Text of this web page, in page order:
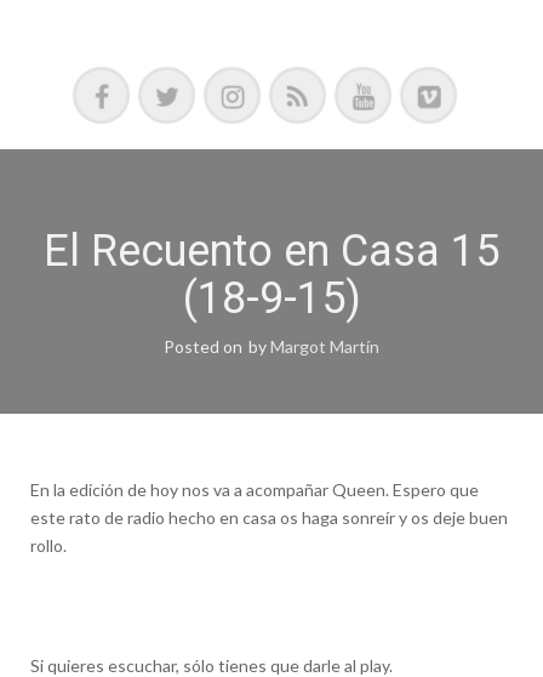
El Recuento en Casa 15
(18-9-15)
Posted on byMargot Martín
En la edición de hoy nos va a acompañar Queen. Espero que
este rato de radio hecho en casa os haga sonreír y os deje buen
rollo.
Si quieres escuchar, sólo tienes que darle al play.